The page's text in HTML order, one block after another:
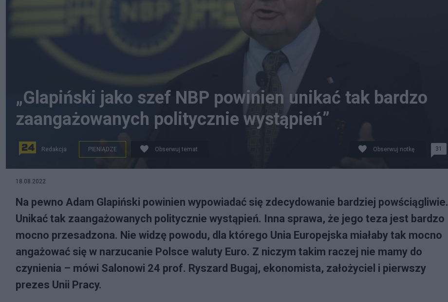
„Glapiński jako szef NBP powinien unikać tak bardzo
zaangażowanych politycznie wystąpień”
Redakcja PIENIĄDZE Obserwuj temat Obserwuj notkę 31
18.08.2022
Na pewno Adam Glapiński powinien wypowiadać się zdecydowanie bardziej powściągliwie.
Unikać tak zaangażowanych politycznie wystąpień. Inna sprawa, że jego teza jest bardzo
mocno przesadzona. Nie widzę powodu, dla którego Unia Europejska miałaby tak mocno
angażować się w narzucanie Polsce waluty Euro. Z niczym takim raczej nie mamy do
czynienia – mówi Salonowi 24 prof. Ryszard Bugaj, ekonomista, założyciel i pierwszy
prezes Unii Pracy.